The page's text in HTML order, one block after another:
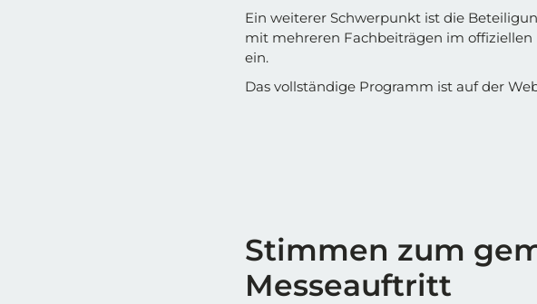
Ein weiterer Schwerpunkt ist die
mit mehreren Fachbeiträgen im
ein.
Das vollständige Programm ist auf der
Stimmen zum
Messeauftritt